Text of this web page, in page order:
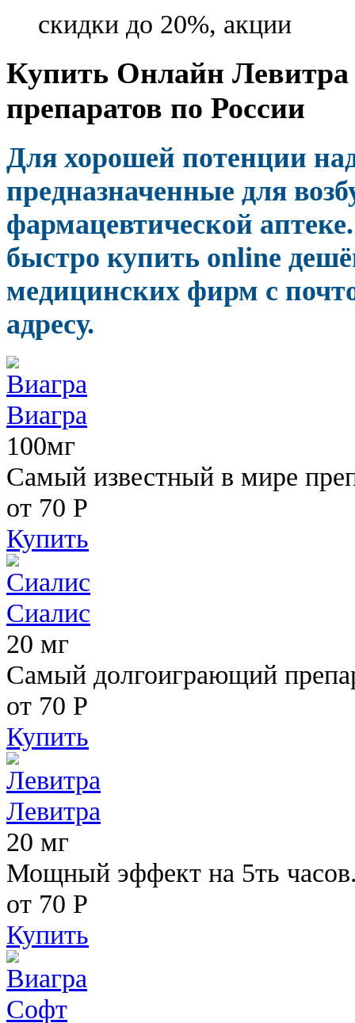
скидки до 20%, акции
Купить Онлайн
препаратов по России
Для хорошей потенции
предназначенные для
фармацевтической
быстро купить online
медицинских фирм с
адресу.
Виагра
100мг
Самый известный в мире
от 70 Р
Купить
Сиалис
20 мг
Самый долгоиграющий
от 70 Р
Купить
Левитра
20 мг
Мощный эффект на 5ть
от 70 Р
Купить